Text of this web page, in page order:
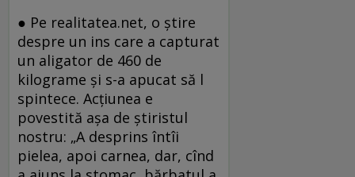
● Pe realitatea.net, o știre
despre un ins care a capturat
un aligator de 460 de
kilograme și s-a apucat să l
spintece. Acțiunea e
povestită așa de știristul
nostru: „A desprins întîi
pielea, apoi carnea, dar, cînd